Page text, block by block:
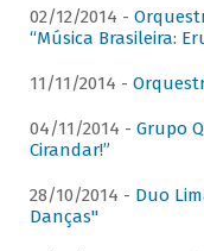
02/12/2014 -
“Música Brasileira:
11/11/2014 -
04/11/2014 - Grupo
Cirandar!”
28/10/2014 - Duo
Danças"